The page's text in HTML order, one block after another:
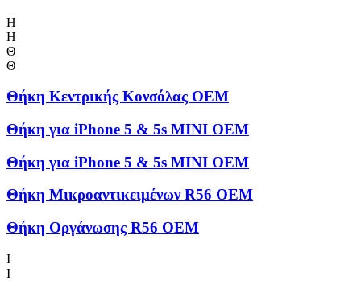
Η
Η
Θ
Θ
Θήκη Kεντρικής Kονσόλας OEM
Θήκη για iPhone 5 & 5s MINI OEM
Θήκη για iPhone 5 & 5s MINI OEM
Θήκη Μικροαντικειμένων R56 OEM
Θήκη Οργάνωσης R56 OEM
Ι
Ι